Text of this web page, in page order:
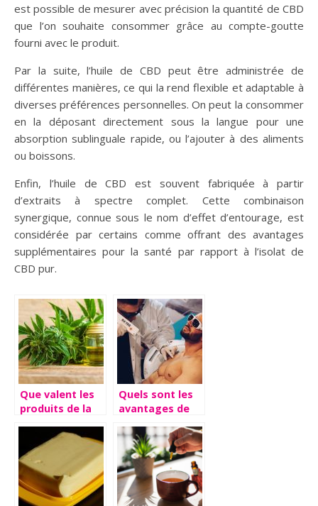
est possible de mesurer avec précision la quantité de CBD
que l’on souhaite consommer grâce au compte-goutte
fourni avec le produit.
Par la suite, l’huile de CBD peut être administrée de
différentes manières, ce qui la rend flexible et adaptable à
diverses préférences personnelles. On peut la consommer
en la déposant directement sous la langue pour une
absorption sublinguale rapide, ou l’ajouter à des aliments
ou boissons.
Enfin, l’huile de CBD est souvent fabriquée à partir
d’extraits à spectre complet. Cette combinaison
synergique, connue sous le nom d’effet d’entourage, est
considérée par certains comme offrant des avantages
supplémentaires pour la santé par rapport à l’isolat de
CBD pur.
Que valent les
produits de la
Quels sont les
avantages de
?